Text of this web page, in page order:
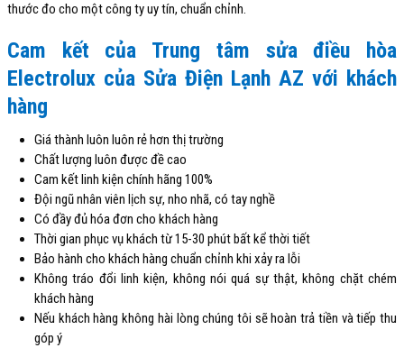
thước đo cho một công ty uy tín, chuẩn chỉnh.
Cam kết của Trung tâm sửa điều hòa
Electrolux của Sửa Điện Lạnh AZ với khách
hàng
Giá thành luôn luôn rẻ hơn thị trường
Chất lượng luôn được đề cao
Cam kết linh kiện chính hãng 100%
Đội ngũ nhân viên lịch sự, nho nhã, có tay nghề
Có đầy đủ hóa đơn cho khách hàng
Thời gian phục vụ khách từ 15-30 phút bất kể thời tiết
Bảo hành cho khách hàng chuẩn chỉnh khi xảy ra lỗi
Không tráo đổi linh kiện, không nói quá sự thật, không chặt chém
khách hàng
Nếu khách hàng không hài lòng chúng tôi sẽ hoàn trả tiền và tiếp thu
góp ý